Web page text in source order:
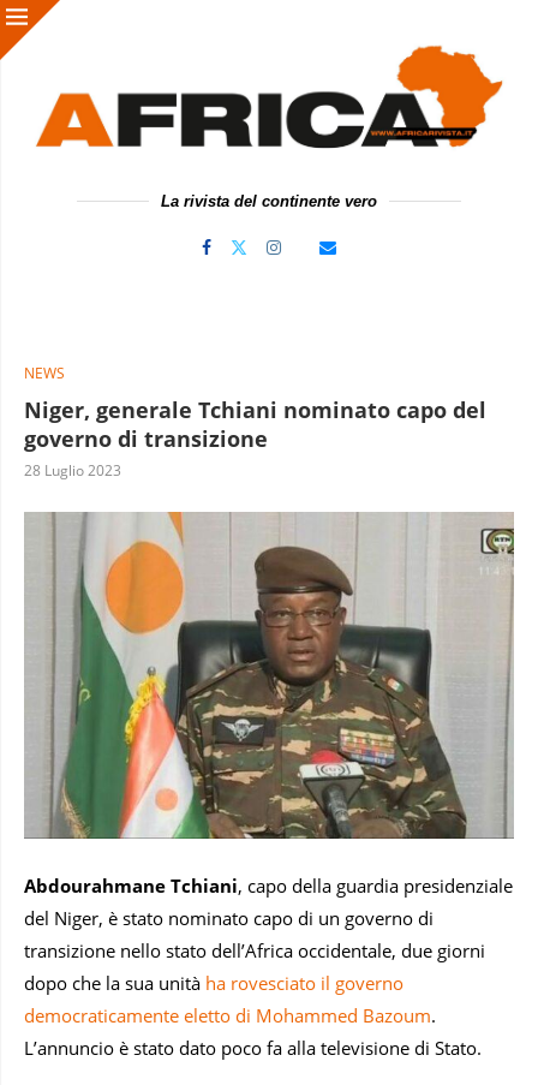
La rivista del continente vero
NEWS
Niger, generale Tchiani nominato capo del
governo di transizione
28 Luglio 2023
Abdourahmane Tchiani, capo della guardia presidenziale
del Niger, è stato nominato capo di un governo di
transizione nello stato dell’Africa occidentale, due giorni
dopo che la sua unità ha rovesciato il governo
democraticamente eletto di Mohammed Bazoum.
L’annuncio è stato dato poco fa alla televisione di Stato.